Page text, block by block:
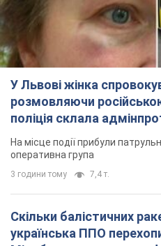
У Львові жінка
розмовляючи
поліція склала
На місце події прибули
оперативна група
3 години тому 7,4 т.
Скільки балістичних
українська ППО